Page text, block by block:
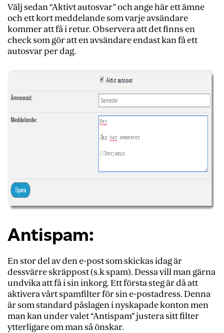
Välj sedan “Aktivt autosvar” och ange här ett ämne
och ett kort meddelande som varje avsändare
kommer att få i retur. Observera att det finns en
check som gör att en avsändare endast kan få ett
autosvar per dag.
Antispam:
En stor del av den e-post som skickas idag är
dessvärre skräppost (s.k spam). Dessa vill man gärna
undvika att få i sin inkorg. Ett första steg är då att
aktivera vårt spamfilter för sin e-postadress. Denna
är som standard påslagen i nyskapade konton men
man kan under valet “Antispam” justera sitt filter
ytterligare om man så önskar.